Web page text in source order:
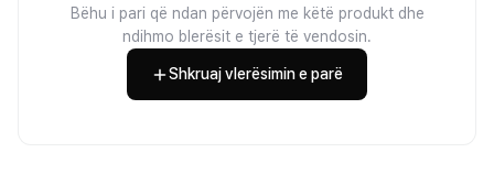
Bëhu i pari që ndan përvojën me këtë produkt dhe
ndihmo blerësit e tjerë të vendosin.
Shkruaj vlerësimin e parë